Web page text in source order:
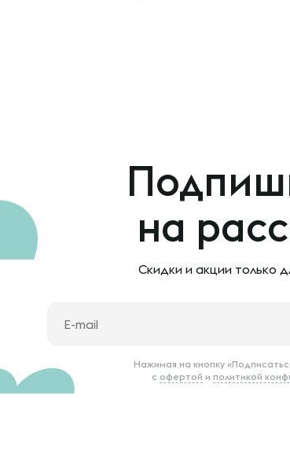
на
Скидки и акции только
Нажимая на кнопку
с офертой и политикой